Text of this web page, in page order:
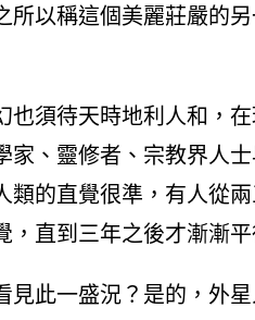
以稱這個美麗莊嚴的
須待天時地利人和，
、靈修者、宗教界人
的直覺很準，有人從
直到三年之後才漸漸平
此一盛況？是的，外